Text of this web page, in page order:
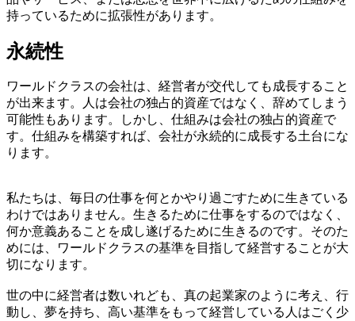
持っているために拡張性があります。
永続性
ワールドクラスの会社は、経営者が交代しても成長すること
が出来ます。人は会社の独占的資産ではなく、辞めてしまう
可能性もあります。しかし、仕組みは会社の独占的資産で
す。仕組みを構築すれば、会社が永続的に成長する土台にな
ります。
私たちは、毎日の仕事を何とかやり過ごすために生きている
わけではありません。生きるために仕事をするのではなく、
何か意義あることを成し遂げるために生きるのです。そのた
めには、ワールドクラスの基準を目指して経営することが大
切になります。
世の中に経営者は数いれども、真の起業家のように考え、行
動し、夢を持ち、高い基準をもって経営している人はごく少